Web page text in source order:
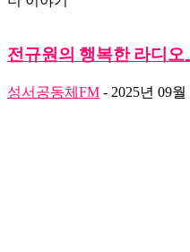
전규원의 행복한 라디오
성서공동체FM - 2025년 09월